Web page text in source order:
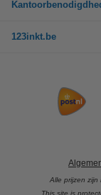
123inkt.be
Alle prijzen zijn
This site is